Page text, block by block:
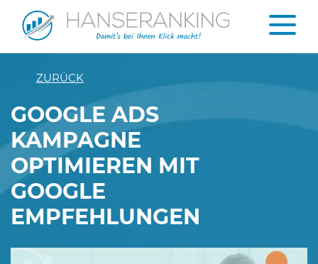
ZURÜCK
GOOGLE ADS
KAMPAGNE
OPTIMIEREN MIT
GOOGLE
EMPFEHLUNGEN